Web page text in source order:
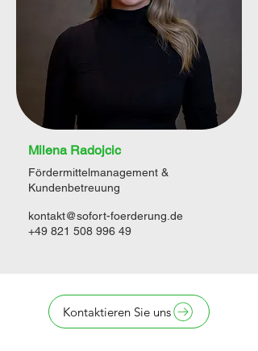
Milena Radojcic
Fördermittelmanagement &
Kundenbetreuung
kontakt@sofort-foerderung.de
+49 821 508 996 49
Kontaktieren Sie uns